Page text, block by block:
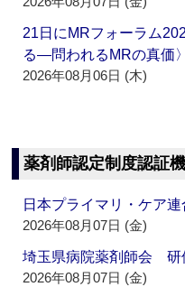
21日にMRフォーラム
る―問われるMRの真価
2026年08月06日 (木)
薬剤師認定制度認証
日本プライマリ・ケア
2026年08月07日 (金)
埼玉県病院薬剤師会
2026年08月07日 (金)